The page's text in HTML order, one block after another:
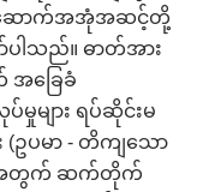
အဆောက်အအုံအဆင့်တို့
ါသည်။ ဓာတ်အား
အခြေခံ
များ ရပ်ဆိုင်းမ
(ဥပမာ - တိကျသော
း) အတွက် ဆက်တိုက်